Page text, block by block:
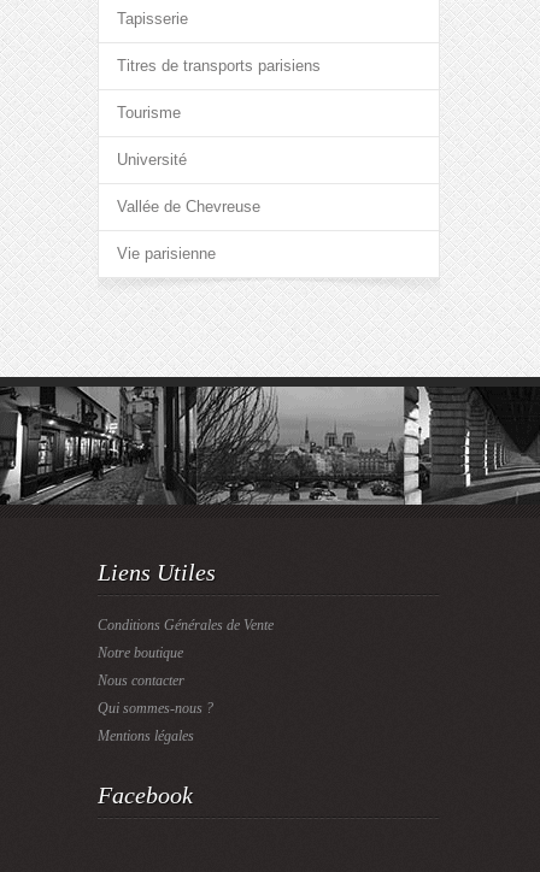
Tapisserie
Titres de transports parisiens
Tourisme
Université
Vallée de Chevreuse
Vie parisienne
Liens Utiles
Conditions Générales de Vente
Notre boutique
Nous contacter
Qui sommes-nous ?
Mentions légales
Facebook